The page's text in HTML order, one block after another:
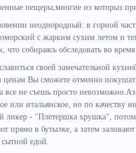
пещеры,многие из которыз
неоднородный: в горной
с жарким сухим летом и
что собираясь обследовать во
своей замечательной
ценам Вы сможете отменно
все не съешь просто
или итальянское, но по качеству
ликер - "Плетершка хрушка",
прямо в бутылке, а затем
едой.